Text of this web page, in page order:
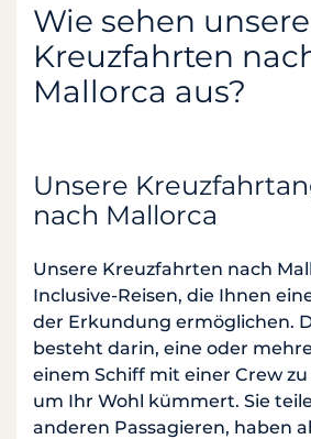
Wie sehen unsere
Kreuzfahrten
Mallorca aus?
Unsere
nach Mallorca
Unsere Kreuzfahrten nach
Inclusive-Reisen, die Ihnen
der Erkundung ermöglichen.
besteht darin, eine oder
einem Schiff mit einer Crew
um Ihr Wohl kümmert. Sie
anderen Passagieren, haben